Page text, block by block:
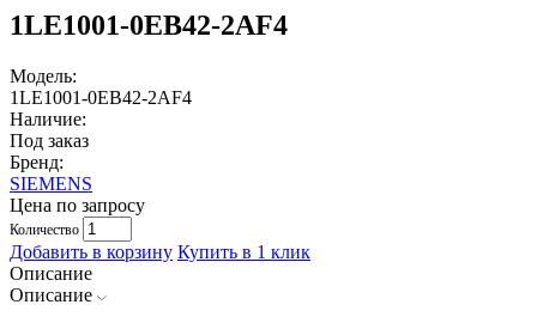
1LE1001-0EB42-2AF4
Модель:
1LE1001-0EB42-2AF4
Наличие:
Под заказ
Бренд:
SIEMENS
Цена по запросу
Количество
Добавить в корзину Купить в 1 клик
Описание
Описание